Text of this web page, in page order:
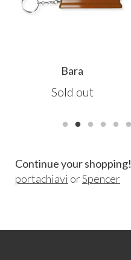
Bara
Sold out
Continue your shopping!
portachiavi orSpencer